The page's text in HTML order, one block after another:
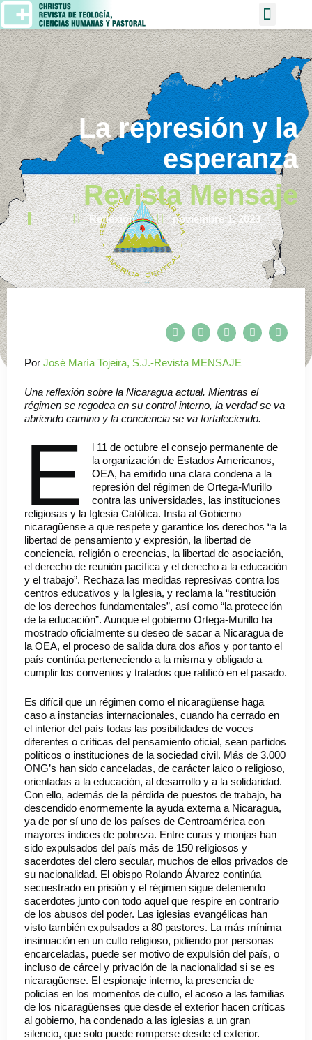
La represión y la
esperanza
Revista Mensaje
Reflexión noviembre 1, 2023
Por José María Tojeira, S.J.-Revista MENSAJE
Una reflexión sobre la Nicaragua actual. Mientras el
régimen se regodea en su control interno, la verdad se va
abriendo camino y la conciencia se va fortaleciendo.
E
l 11 de octubre el consejo permanente de
la organización de Estados Americanos,
OEA, ha emitido una clara condena a la
represión del régimen de Ortega-Murillo
contra las universidades, las instituciones
religiosas y la Iglesia Católica. Insta al Gobierno
nicaragüense a que respete y garantice los derechos “a la
libertad de pensamiento y expresión, la libertad de
conciencia, religión o creencias, la libertad de asociación,
el derecho de reunión pacífica y el derecho a la educación
y el trabajo”. Rechaza las medidas represivas contra los
centros educativos y la Iglesia, y reclama la “restitución
de los derechos fundamentales”, así como “la protección
de la educación”. Aunque el gobierno Ortega-Murillo ha
mostrado oficialmente su deseo de sacar a Nicaragua de
la OEA, el proceso de salida dura dos años y por tanto el
país continúa perteneciendo a la misma y obligado a
cumplir los convenios y tratados que ratificó en el pasado.
Es difícil que un régimen como el nicaragüense haga
caso a instancias internacionales, cuando ha cerrado en
el interior del país todas las posibilidades de voces
diferentes o críticas del pensamiento oficial, sean partidos
políticos o instituciones de la sociedad civil. Más de 3.000
ONG’s han sido canceladas, de carácter laico o religioso,
orientadas a la educación, al desarrollo y a la solidaridad.
Con ello, además de la pérdida de puestos de trabajo, ha
descendido enormemente la ayuda externa a Nicaragua,
ya de por sí uno de los países de Centroamérica con
mayores índices de pobreza. Entre curas y monjas han
sido expulsados del país más de 150 religiosos y
sacerdotes del clero secular, muchos de ellos privados de
su nacionalidad. El obispo Rolando Álvarez continúa
secuestrado en prisión y el régimen sigue deteniendo
sacerdotes junto con todo aquel que respire en contrario
de los abusos del poder. Las iglesias evangélicas han
visto también expulsados a 80 pastores. La más mínima
insinuación en un culto religioso, pidiendo por personas
encarceladas, puede ser motivo de expulsión del país, o
incluso de cárcel y privación de la nacionalidad si se es
nicaragüense. El espionaje interno, la presencia de
policías en los momentos de culto, el acoso a las familias
de los nicaragüenses que desde el exterior hacen críticas
al gobierno, ha condenado a las iglesias a un gran
silencio, que solo puede romperse desde el exterior.